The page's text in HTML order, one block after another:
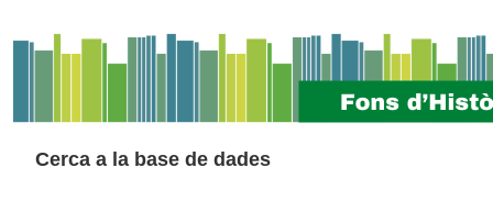
Cerca a la base de dades